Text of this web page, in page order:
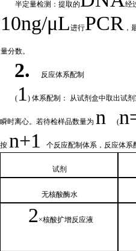
半定量检测：提取的 经
10ng/μL进行PCR，
量分数。
2. 反应体系配制
(1 ) 体系配制： 从试剂盒中取出试
瞬时离心。若待检样品数量为 n(
按n+1个反应配制体系，反应体系
试剂
无核酸酶水
2×核酸扩增反应液